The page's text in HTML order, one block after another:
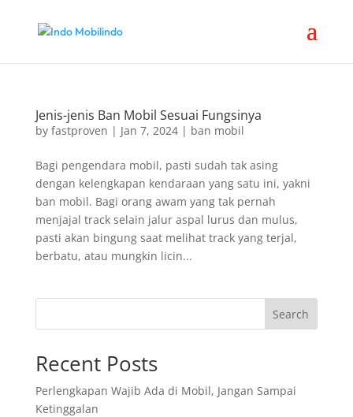
Jenis-jenis Ban Mobil Sesuai Fungsinya
by fastproven | Jan 7, 2024| ban mobil
Bagi pengendara mobil, pasti sudah tak asing
dengan kelengkapan kendaraan yang satu ini, yakni
ban mobil. Bagi orang awam yang tak pernah
menjajal track selain jalur aspal lurus dan mulus,
pasti akan bingung saat melihat track yang terjal,
berbatu, atau mungkin licin...
Search
Recent Posts
Perlengkapan Wajib Ada di Mobil, Jangan Sampai
Ketinggalan